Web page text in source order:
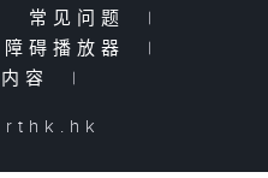
常见问题
|
障碍播放器
|
容
|